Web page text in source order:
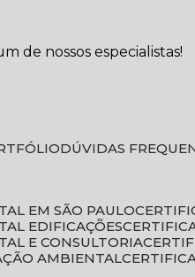
de nossos especialistas!
DÚVIDAS
EM SÃO PAULO
EDIFICAÇÕES
E CONSULTORIA
AMBIENTAL